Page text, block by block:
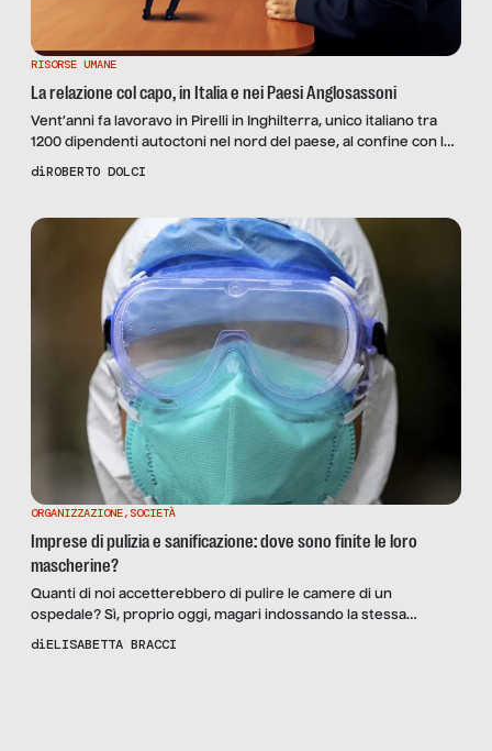
RISORSE UMANE
La relazione col capo, in Italia e nei Paesi Anglosassoni
Vent’anni fa lavoravo in Pirelli in Inghilterra, unico italiano tra
1200 dipendenti autoctoni nel nord del paese, al confine con la
Scozia. Dal momento dell’ingresso in azienda sono sempre
sono comunque stati affidati incarichi di sempre maggior
diROBERTO DOLCI
ORGANIZZAZIONE, SOCIETÀ
Imprese di pulizia e sanificazione: dove sono finite le loro
mascherine?
Quanti di noi accetterebbero di pulire le camere di un
ospedale? Sì, proprio oggi, magari indossando la stessa
mascherina da tre giorni perché i DPI non si riescono più a
diELISABETTA BRACCI